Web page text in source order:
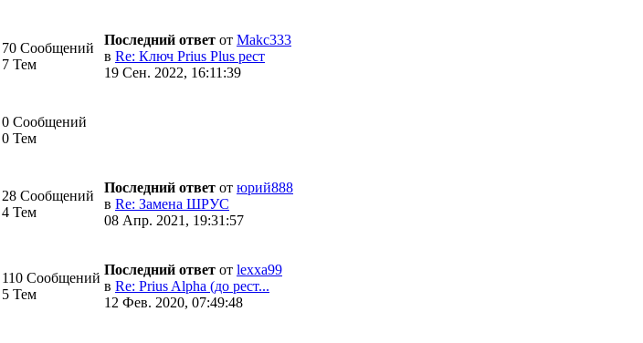
70 Сообщений
7 Тем
Последний ответ от Makc333
в Re: Ключ Prius Plus рест
19 Сен. 2022, 16:11:39
0 Сообщений
0 Тем
28 Сообщений
4 Тем
Последний ответ от юрий888
в Re: Замена ШРУС
08 Апр. 2021, 19:31:57
110 Сообщений
5 Тем
Последний ответ от lexxa99
в Re: Prius Alpha (до рест...
12 Фев. 2020, 07:49:48